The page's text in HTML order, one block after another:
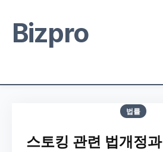
Bizpro
법률
스토킹 관련 법개정